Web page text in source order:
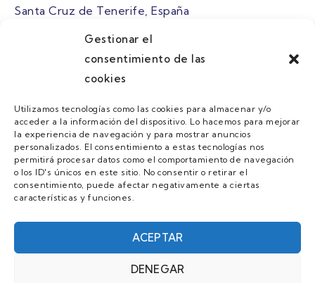
Gestionar el
consentimiento de las
cookies
Utilizamos tecnologías como las cookies para almacenar y/o
acceder a la información del dispositivo. Lo hacemos para mejorar
la experiencia de navegación y para mostrar anuncios
personalizados. El consentimiento a estas tecnologías nos
permitirá procesar datos como el comportamiento de navegación
o los ID's únicos en este sitio. No consentir o retirar el
consentimiento, puede afectar negativamente a ciertas
características y funciones.
ACEPTAR
DENEGAR
Santa Cruz de Tenerife, España
atuaire@grupoatuaire.com
+34 638765829
MENU
Quienes Somos
Guias
Contacto
Únete